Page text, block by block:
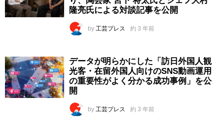
隆亮氏による対談記事を公開
by 工芸プレス 約 3 年前
データが明らかにした「訪日外国人観
光客・在留外国人向けのSNS動画運用
の重要性がよく分かる成功事例」を公
開
by 工芸プレス 約 3 年前